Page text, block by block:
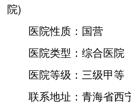
院)
医院性质：国营
医院类型：综合医院
医院等级：三级甲等
联系地址：青海省西